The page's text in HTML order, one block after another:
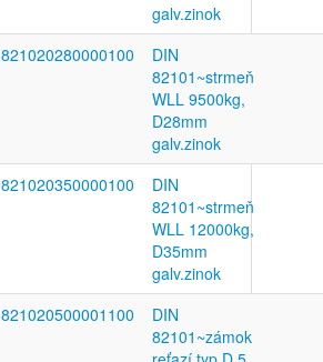
galv.zinok
821020280000100
DIN
82101~strmeň
WLL 9500kg,
D28mm
galv.zinok
821020350000100
DIN
82101~strmeň
WLL 12000kg,
D35mm
galv.zinok
821020500001100
DIN
82101~zámok